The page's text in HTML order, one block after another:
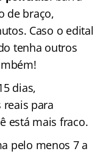
de braço,
Caso o edital
tenha outros
dias,
para
está mais fraco.
pelo menos 7 a